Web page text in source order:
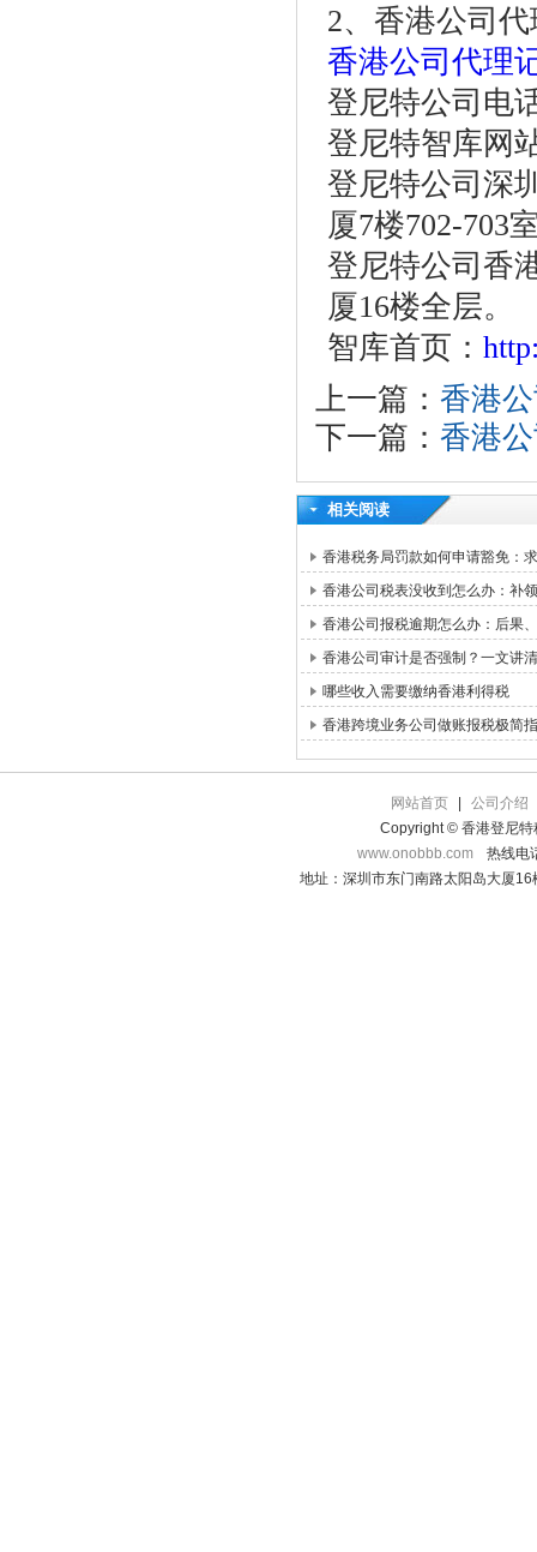
2、香港公司
香港公司代理
登尼特公司电
登尼特智库网
登尼特公司深
厦7楼702-703
登尼特公司香
厦16楼全层。
智库首页：
上一篇： 香港
下一篇： 香港
相关阅读
香港税务局罚款如何申请豁免：
香港公司税表没收到怎么办：补
香港公司报税逾期怎么办：后果
香港公司审计是否强制？一文讲清
哪些收入需要缴纳香港利得税
香港跨境业务公司做账报税极简
网站首页
公司介绍
Copyright © 香港登尼特
www.onobbb.com
热线电
地址：深圳市东门南路太阳岛大厦